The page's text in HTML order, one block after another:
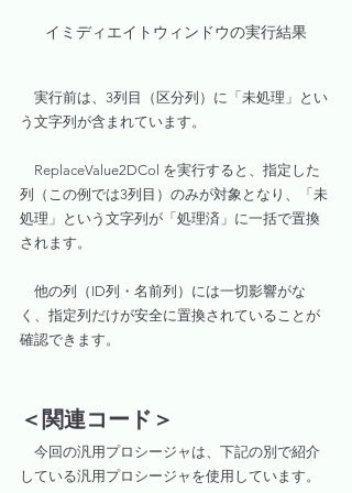
イミディエイトウィンドウの実行結果
実行前は、3列目（区分列）に「未処理」とい
う文字列が含まれています。
ReplaceValue2DCol を実行すると、指定した
列（この例では3列目）のみが対象となり、「未
処理」という文字列が「処理済」に一括で置換
されます。
他の列（ID列・名前列）には一切影響がな
く、指定列だけが安全に置換されていることが
確認できます。
＜関連コード＞
今回の汎用プロシージャは、下記の別で紹介
している汎用プロシージャを使用しています。